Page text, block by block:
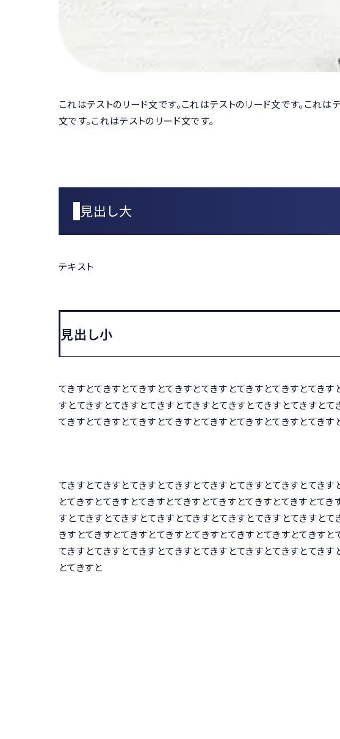
これはテストのリード文です。これはテストのリード文です。これは
文です。これはテストのリード文です。
見出し大
テキスト
見出し小
てきすとてきすとてきすとてきすとてきすとてきすとてきすとてき
すとてきすとてきすとてきすとてきすとてきすとてきすとてきすと
てきすとてきすとてきすとてきすとてきすとてきすとてきすとてきす
てきすとてきすとてきすとてきすとてきすとてきすとてきすとてきす
とてきすとてきすとてきすとてきすとてきすとてきすとてきすとてき
すとてきすとてきすとてきすとてきすとてきすとてきすとてきすとて
きすとてきすとてきすとてきすとてきすとてきすとてきすとてきすと
てきすとてきすとてきすとてきすとてきすとてきすとてきすとてきす
とてきすと